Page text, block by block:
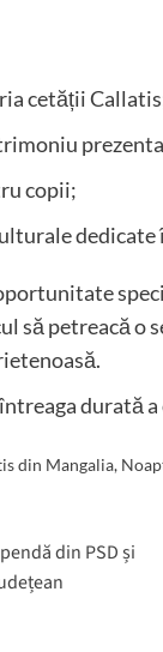
cetății
copii;
să petreacă
durată
din Mangalia,
din PSD și